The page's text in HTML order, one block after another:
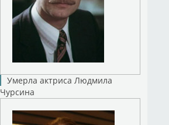
Умерла актриса Людмила
Чурсина